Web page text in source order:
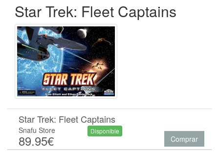
Star Trek: Fleet Captains
Star Trek: Fleet Captains
Snafu Store
89.95€
Disponible
Comprar